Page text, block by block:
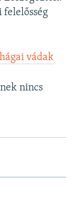
felelősség
vádak
nincs